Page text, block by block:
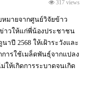
317 views
มายจากศูนย์วิจัยข้าว
าวให้แก่พี่น้องประชาชน
ปี 2568 ให้เฝ้าระวังและ
ารใช้เมล็ดพันธุ์จากแปลง
ให้เกิดการระบาดจนเกิด